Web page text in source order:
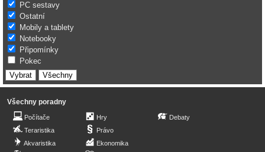
PC sestavy
Ostatní
Mobily a tablety
Notebooky
Připomínky
Pokec
Všechny poradny
Počítače
Teraristika
Akvaristika
Hry
Právo
Ekonomika
Debaty